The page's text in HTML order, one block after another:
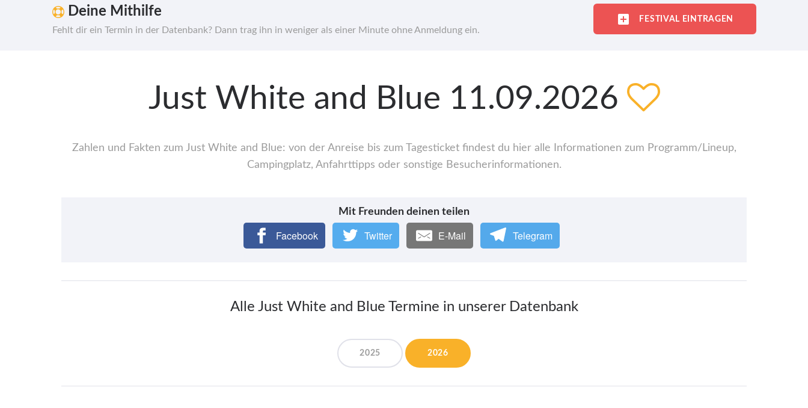
Deine Mithilfe
Fehlt dir ein Termin in der Datenbank? Dann trag ihn in weniger als einer Minute ohne Anmeldung ein.
FESTIVAL EINTRAGEN
Just White and Blue 11.09.2026
Zahlen und Fakten zum Just White and Blue: von der Anreise bis zum Tagesticket findest du hier alle Informationen zum Programm/Lineup,
Campingplatz, Anfahrttipps oder sonstige Besucherinformationen.
Mit Freunden deinen teilen
Facebook Twitter E-Mail Telegram
Alle Just White and Blue Termine in unserer Datenbank
2025 2026